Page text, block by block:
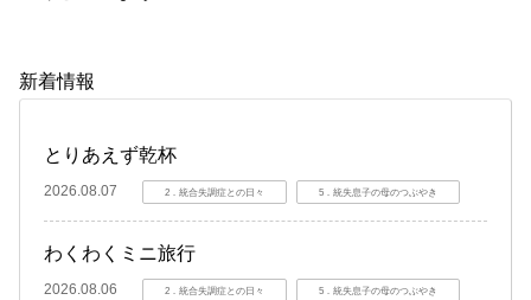
新着情報
とりあえず乾杯
2026.08.07 2．統合失調症との日々 5．統失息子の母のつぶやき
わくわくミニ旅行
2026.08.06 2．統合失調症との日々 5．統失息子の母のつぶやき